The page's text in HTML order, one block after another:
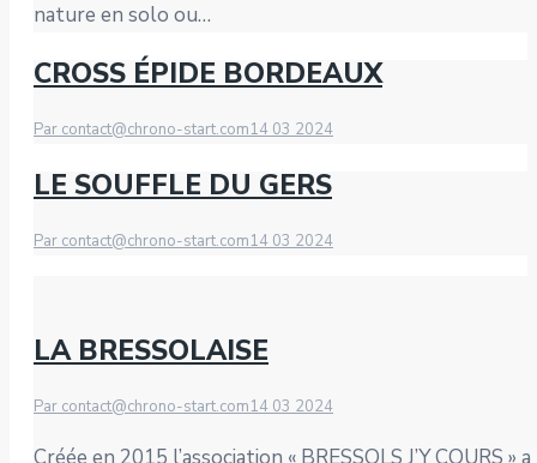
nature en solo ou…
CROSS ÉPIDE BORDEAUX
Par contact@chrono-start.com14 03 2024
LE SOUFFLE DU GERS
Par contact@chrono-start.com14 03 2024
LA BRESSOLAISE
Par contact@chrono-start.com14 03 2024